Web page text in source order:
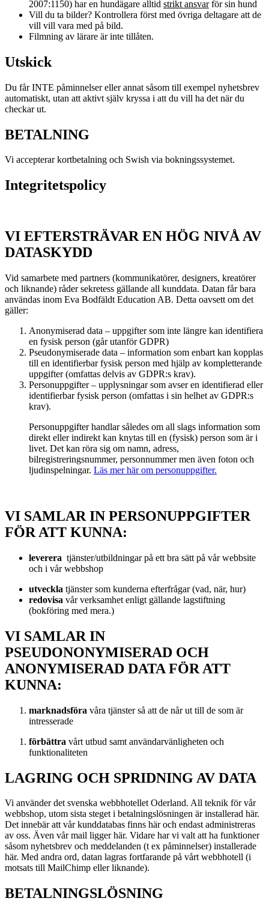
2007:1150) har en hundägare alltid strikt ansvarför sin hund
Vill du ta bilder? Kontrollera först med övriga deltagare att de
vill vill vara med på bild.
Filmning av lärare är inte tillåten.
Utskick
Du får INTE påminnelser eller annat såsom till exempel nyhetsbrev
automatiskt, utan att aktivt själv kryssa i att du vill ha det när du
checkar ut.
BETALNING
Vi accepterar kortbetalning och Swish via bokningssystemet.
Integritetspolicy
VI EFTERSTRÄVAR EN HÖG NIVÅ AV
DATASKYDD
Vid samarbete med partners (kommunikatörer, designers, kreatörer
och liknande) råder sekretess gällande all kunddata. Datan får bara
användas inom Eva Bodfäldt Education AB. Detta oavsett om det
gäller:
Anonymiserad data – uppgifter som inte längre kan identifiera
en fysisk person (går utanför GDPR)
Pseudonymiserade data – information som enbart kan kopplas
till en identifierbar fysisk person med hjälp av kompletterande
uppgifter (omfattas delvis av GDPR:s krav).
Personuppgifter – upplysningar som avser en identifierad eller
identifierbar fysisk person (omfattas i sin helhet av GDPR:s
krav).
Personuppgifter handlar således om all slags information som
direkt eller indirekt kan knytas till en (fysisk) person som är i
livet. Det kan röra sig om namn, adress,
bilregistreringsnummer, personnummer men även foton och
ljudinspelningar. Läs mer här om personuppgifter.
VI SAMLAR IN PERSONUPPGIFTER
FÖR ATT KUNNA:
leverera tjänster/utbildningar på ett bra sätt på vår webbsite
och i vår webbshop
utveckla tjänster som kunderna efterfrågar (vad, när, hur)
redovisa vår verksamhet enligt gällande lagstiftning
(bokföring med mera.)
VI SAMLAR IN
PSEUDONONYMISERAD OCH
ANONYMISERAD DATA FÖR ATT
KUNNA:
marknadsföra våra tjänster så att de når ut till de som är
intresserade
förbättra vårt utbud samt användarvänligheten och
funktionaliteten
LAGRING OCH SPRIDNING AV DATA
Vi använder det svenska webbhotellet Oderland. All teknik för vår
webbshop, utom sista steget i betalningslösningen är installerad här.
Det innebär att vår kunddatabas finns här och endast administreras
av oss. Även vår mail ligger här. Vidare har vi valt att ha funktioner
såsom nyhetsbrev och meddelanden (t ex påminnelser) installerade
här. Med andra ord, datan lagras fortfarande på vårt webbhotell (i
motsats till MailChimp eller liknande).
BETALNINGSLÖSNING